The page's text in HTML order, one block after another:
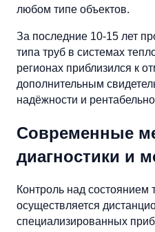
любом типе объектов.
За последние 10-15 лет
типа труб в системах
регионах приблизился к
дополнительным
надёжности и
Современные
диагностики и
Контроль над состоянием
осуществляется
специализированных